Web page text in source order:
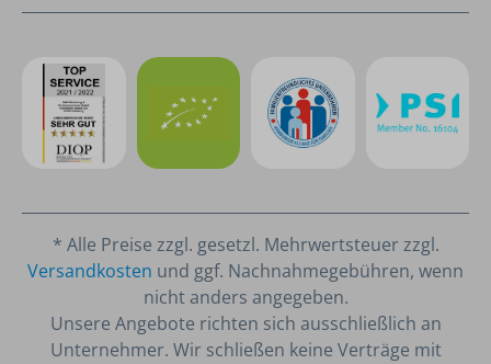
* Alle Preise zzgl. gesetzl. Mehrwertsteuer zzgl.
Versandkosten und ggf. Nachnahmegebühren, wenn
nicht anders angegeben.
Unsere Angebote richten sich ausschließlich an
Unternehmer. Wir schließen keine Verträge mit